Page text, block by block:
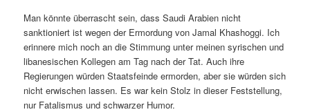
Man könnte überrascht sein, dass Saudi Arabien nicht
sanktioniert ist wegen der Ermordung von Jamal Khashoggi. Ich
erinnere mich noch an die Stimmung unter meinen syrischen und
libanesischen Kollegen am Tag nach der Tat. Auch ihre
Regierungen würden Staatsfeinde ermorden, aber sie würden sich
nicht erwischen lassen. Es war kein Stolz in dieser Feststellung,
nur Fatalismus und schwarzer Humor.